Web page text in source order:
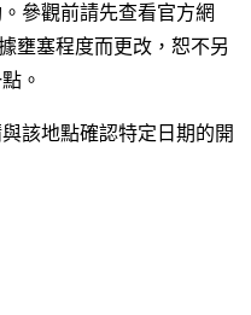
參觀前請先查看官方網
壅塞程度而更改，恕不另
。
該地點確認特定日期的開